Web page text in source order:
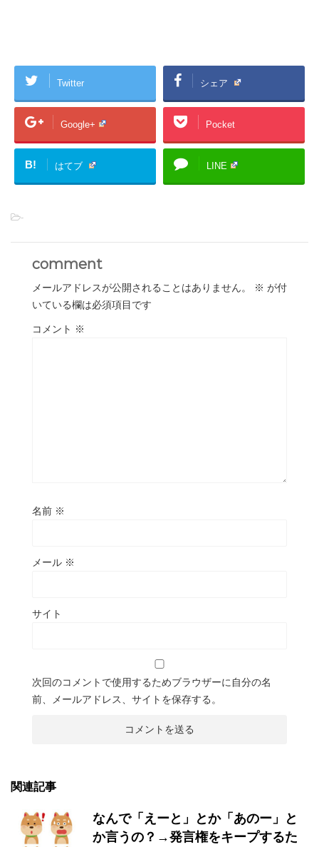
Twitter シェア
Google+ Pocket
B! はてブ LINE
-
comment
メールアドレスが公開されることはありません。 ※ が付
いている欄は必須項目です
コメント ※
名前 ※
メール ※
サイト
次回のコメントで使用するためブラウザーに自分の名
前、メールアドレス、サイトを保存する。
関連記事
なんで「えーと」とか「あのー」と
か言うの？→発言権をキープするた